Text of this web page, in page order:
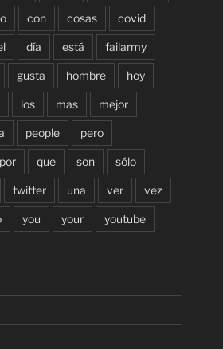
con cosas covid
día está failarmy
gusta hombre hoy
los mas mejor
people pero
que son sólo
twitter una ver vez
you your youtube